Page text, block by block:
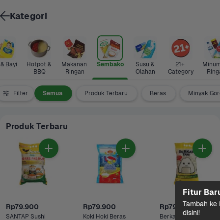
& Bayi
Hotpot &
BBQ
Makanan
Ringan
Sembako
Susu &
Olahan
21+
Category
Filter Semua Produk Terbaru Beras Minyak
Produk Terbaru
Rp79.900
SANTAP Sushi
Rp79.900
Koki Hoki Beras
Rp79.900
Berkat Tani Onigiri
Kategori
Fitur
Tambah ke
disini!